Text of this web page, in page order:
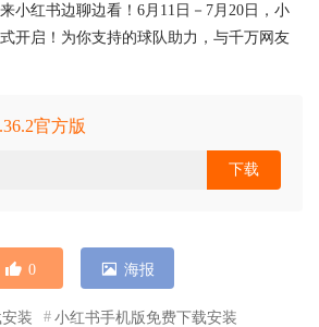
小红书边聊边看！6月11日－7月20日，小
开启！为你支持的球队助力，与千万网友
官方版
下载
0 海报
装 小红书手机版免费下载安装